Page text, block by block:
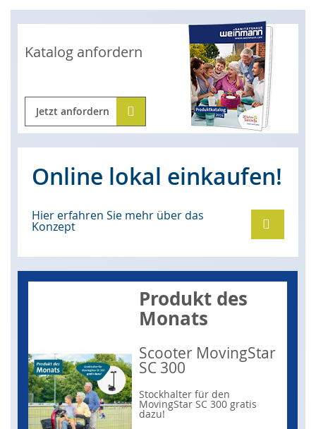
Katalog anfordern
Jetzt anfordern
Online lokal einkaufen!
Hier erfahren Sie mehr über das
Konzept
Produkt des
Monats
Scooter MovingStar
SC 300
Stockhalter für den
MovingStar SC 300 gratis
dazu!